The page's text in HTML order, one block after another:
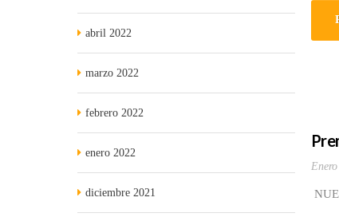
abril 2022
marzo 2022
febrero 2022
enero 2022
diciembre 2021